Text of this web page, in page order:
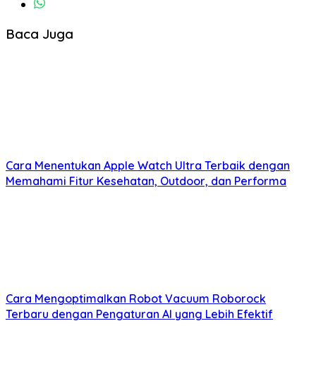
Baca Juga
Cara Menentukan Apple Watch Ultra Terbaik dengan
Memahami Fitur Kesehatan, Outdoor, dan Performa
Cara Mengoptimalkan Robot Vacuum Roborock
Terbaru dengan Pengaturan AI yang Lebih Efektif